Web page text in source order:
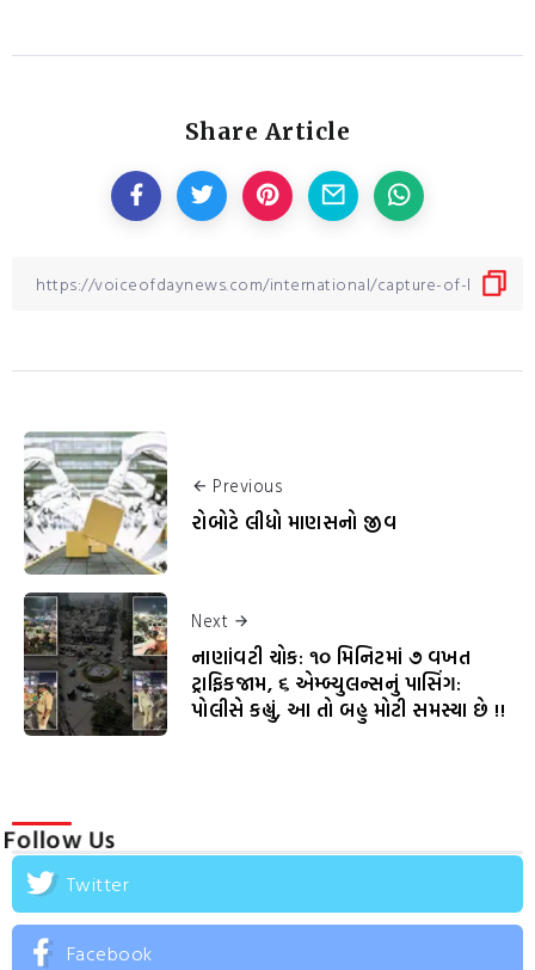
Share Article
Previous
રોબોટે લીધો માણસનો જીવ
Next
નાણાંવટી ચોક: ૧૦ મિનિટમાં ૭ વખત
ટ્રાફિકજામ, ૬ એમ્બ્યુલન્સનું પાસિંગ:
પોલીસે કહ્યું, આ તો બહુ મોટી સમસ્યા છે !!
Follow Us
Twitter
Facebook